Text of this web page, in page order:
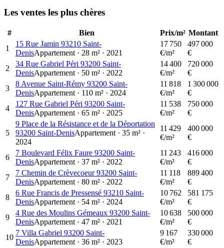
Les ventes les plus chères
# Bien Prix/m² Montant
1
15 Rue Jamin 93210 Saint-
DenisAppartement · 28 m² · 2021
17 750
€/m²
497 000
€
2
34 Rue Gabriel Péri 93200 Saint-
DenisAppartement · 50 m² · 2022
14 400
€/m²
720 000
€
3
8 Avenue Saint-Rémy 93200 Saint-
DenisAppartement · 110 m² · 2024
11 818
€/m²
1 300 000
€
4
127 Rue Gabriel Péri 93200 Saint-
DenisAppartement · 65 m² · 2025
11 538
€/m²
750 000
€
5
9 Place de la Résistance et de la Déportation
93200 Saint-DenisAppartement · 35 m² ·
2024
11 429
€/m²
400 000
€
6
7 Boulevard Félix Faure 93200 Saint-
DenisAppartement · 37 m² · 2022
11 243
€/m²
416 000
€
7
7 Chemin de Crèvecoeur 93200 Saint-
DenisAppartement · 80 m² · 2022
11 118
€/m²
889 400
€
8
6 Rue Francis de Pressensé 93210 Saint-
DenisAppartement · 54 m² · 2024
10 762
€/m²
581 175
€
9
4 Rue des Moulins Gémeaux 93200 Saint-
DenisAppartement · 47 m² · 2021
10 638
€/m²
500 000
€
10
7 Villa Gabriel 93200 Saint-
DenisAppartement · 36 m² · 2023
9 167
€/m²
330 000
€